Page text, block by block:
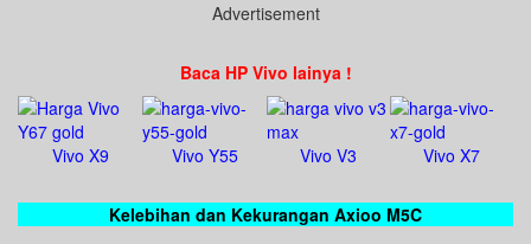
Advertisement
Baca HP Vivo lainya !
Vivo X9 Vivo Y55 Vivo V3 Vivo X7
Kelebihan dan Kekurangan Axioo M5C